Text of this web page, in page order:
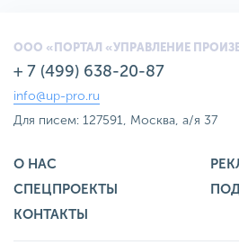
ООО «ПОРТАЛ «УПРАВЛЕНИЕ
+ 7 (499) 638-20-87
info@up-pro.ru
Для писем: 127591, Москва, а/я 37
О НАС
СПЕЦПРОЕКТЫ
КОНТАКТЫ